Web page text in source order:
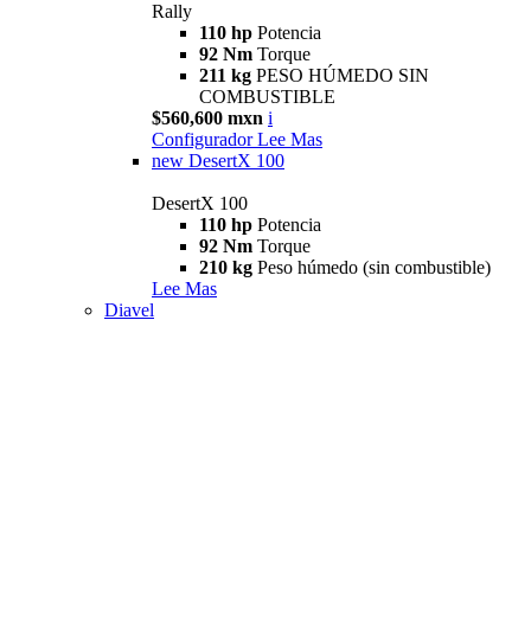
Rally
110 hp Potencia
92 Nm Torque
211 kg PESO HÚMEDO SIN
COMBUSTIBLE
$560,600 mxn i
Configurador Lee Mas
new DesertX 100
DesertX 100
110 hp Potencia
92 Nm Torque
210 kg Peso húmedo (sin combustible)
Lee Mas
Diavel